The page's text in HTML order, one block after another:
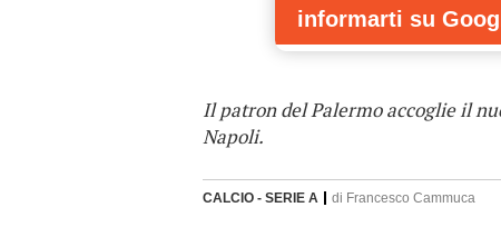
informarti su
Il patron del Palermo accoglie il
Napoli.
CALCIO - SERIE A di Francesco Cammuca